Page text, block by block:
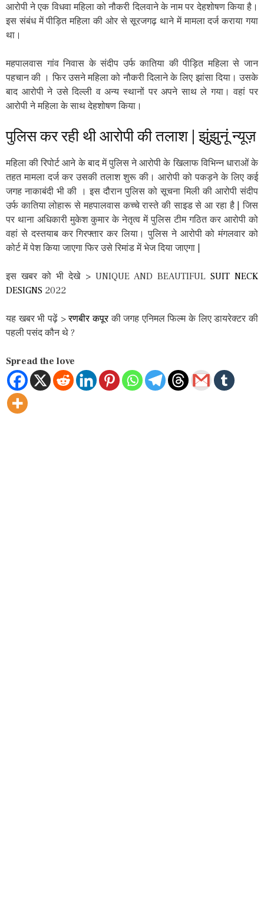
आरोपी ने एक विधवा महिला को नौकरी दिलवाने के नाम पर देहशोषण किया है।
इस संबंध में पीड़ित महिला की ओर से सूरजगढ़ थाने में मामला दर्ज कराया गया
था।
महपालवास गांव निवास के संदीप उर्फ कातिया की पीड़ित महिला से जान
पहचान की । फिर उसने महिला को नौकरी दिलाने के लिए झांसा दिया। उसके
बाद आरोपी ने उसे दिल्ली व अन्य स्थानों पर अपने साथ ले गया। वहां पर
आरोपी ने महिला के साथ देहशोषण किया।
पुलिस कर रही थी आरोपी की तलाश | झुंझुनूं न्यूज़
महिला की रिपोर्ट आने के बाद में पुलिस ने आरोपी के खिलाफ विभिन्न धाराओं के
तहत मामला दर्ज कर उसकी तलाश शुरू की। आरोपी को पकड़ने के लिए कई
जगह नाकाबंदी भी की । इस दौरान पुलिस को सूचना मिली की आरोपी संदीप
उर्फ कातिया लोहारू से महपालवास कच्चे रास्ते की साइड से आ रहा है | जिस
पर थाना अधिकारी मुकेश कुमार के नेतृत्व में पुलिस टीम गठित कर आरोपी को
वहां से दस्तयाब कर गिरफ्तार कर लिया। पुलिस ने आरोपी को मंगलवार को
कोर्ट में पेश किया जाएगा फिर उसे रिमांड में भेज दिया जाएगा |
इस खबर को भी देखे > UNIQUE AND BEAUTIFULSUIT NECK
DESIGNS 2022
यह खबर भी पढ़ें >रणबीर कपूरकी जगह एनिमल फिल्म के लिए डायरेक्टर की
पहली पसंद कौन थे ?
Spread the love